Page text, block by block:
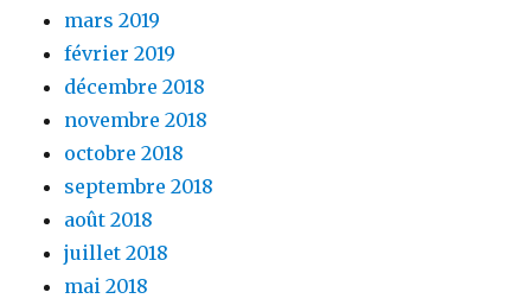
mars 2019
février 2019
décembre 2018
novembre 2018
octobre 2018
septembre 2018
août 2018
juillet 2018
mai 2018